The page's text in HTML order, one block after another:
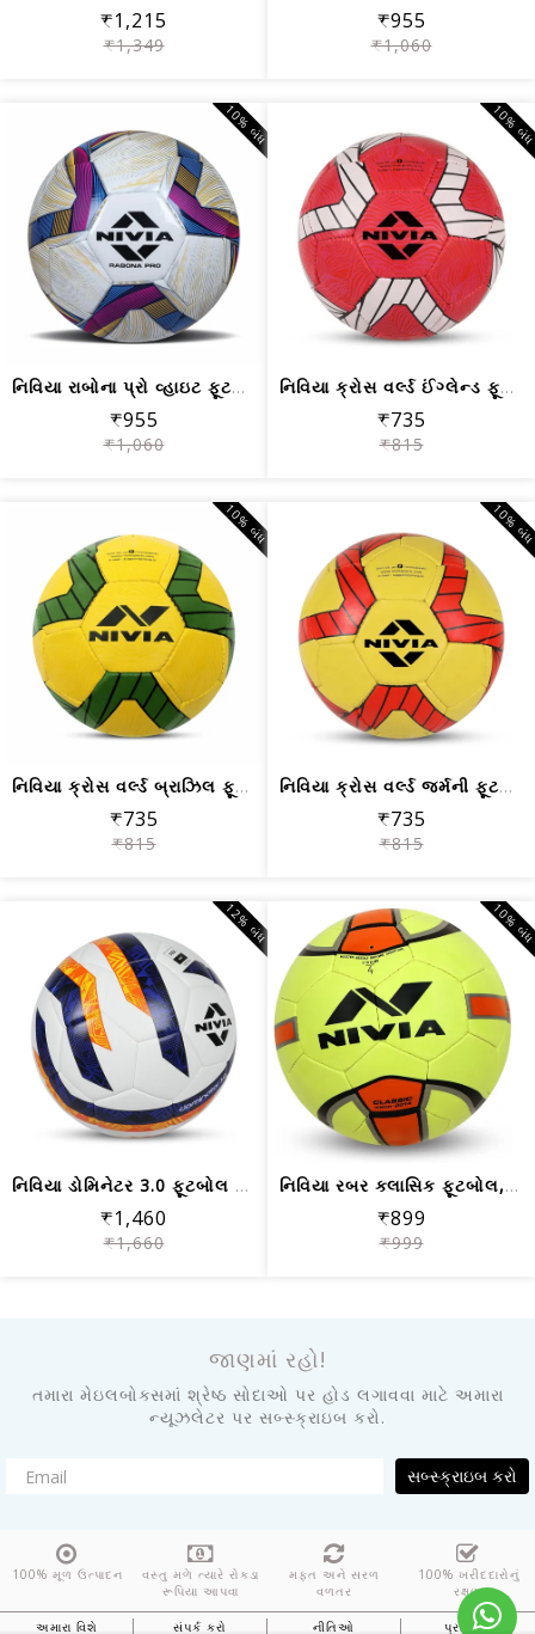
₹1,215
₹1,349
₹955
₹1,060
નિવિયા રાબોના પ્રો વ્હાઇટ ફૂટબોલ ટ્રે...
₹955
₹1,060
10% બંધ
નિવિયા ક્રોસ વર્લ્ડ ઈંગ્લેન્ડ ફૂટબોલ ...
₹735
₹815
10%
નિવિયા ક્રોસ વર્લ્ડ બ્રાઝિલ ફૂટબોલ બો...
₹735
₹815
10% બંધ
નિવિયા ક્રોસ વર્લ્ડ જર્મની ફૂટબોલ બોલ...
₹735
₹815
10%
નિવિયા ડોમિનેટર 3.0 ફૂટબોલ સાઈઝ - 5 (...
₹1,460
₹1,660
12% બંધ
નિવિયા રબર ક્લાસિક ફૂટબોલ, યલો | કદ 4 અને 5
₹899
₹999
10%
જાણમાં રહો!
તમારા મેઇલબોક્સમાં શ્રેષ્ઠ સોદાઓ પર હોડ લગાવવા માટે અમારા
ન્યૂઝલેટર પર સબ્સ્ક્રાઇબ કરો.
સબ્સ્ક્રાઇબ કરો
100% મૂળ ઉત્પાદન
વસ્તુ મળે ત્યારે રોકડા
રૂપિયા આપવા
મફત અને સરળ
વળતર
100% ખરીદદારોનું
રક્ષણ
અમારા વિશે સંપર્ક કરો નીતિઓ પ્રતિભાવ